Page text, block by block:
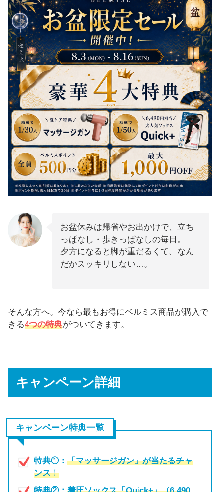
お盆休みは帰省やお出かけで、立ち
っぱなし・歩きっぱなしの毎日。
夕方になると脚が重だるくて、なん
だかスッキリしない…。
そんな方へ。今なら最もお得にベルミス商品が購入で
きる4つの特典がついてきます。
キャンペーン詳細
キャンペーン特典一覧
特典①： 「マッサージガン」が当たるチャ
ンス！